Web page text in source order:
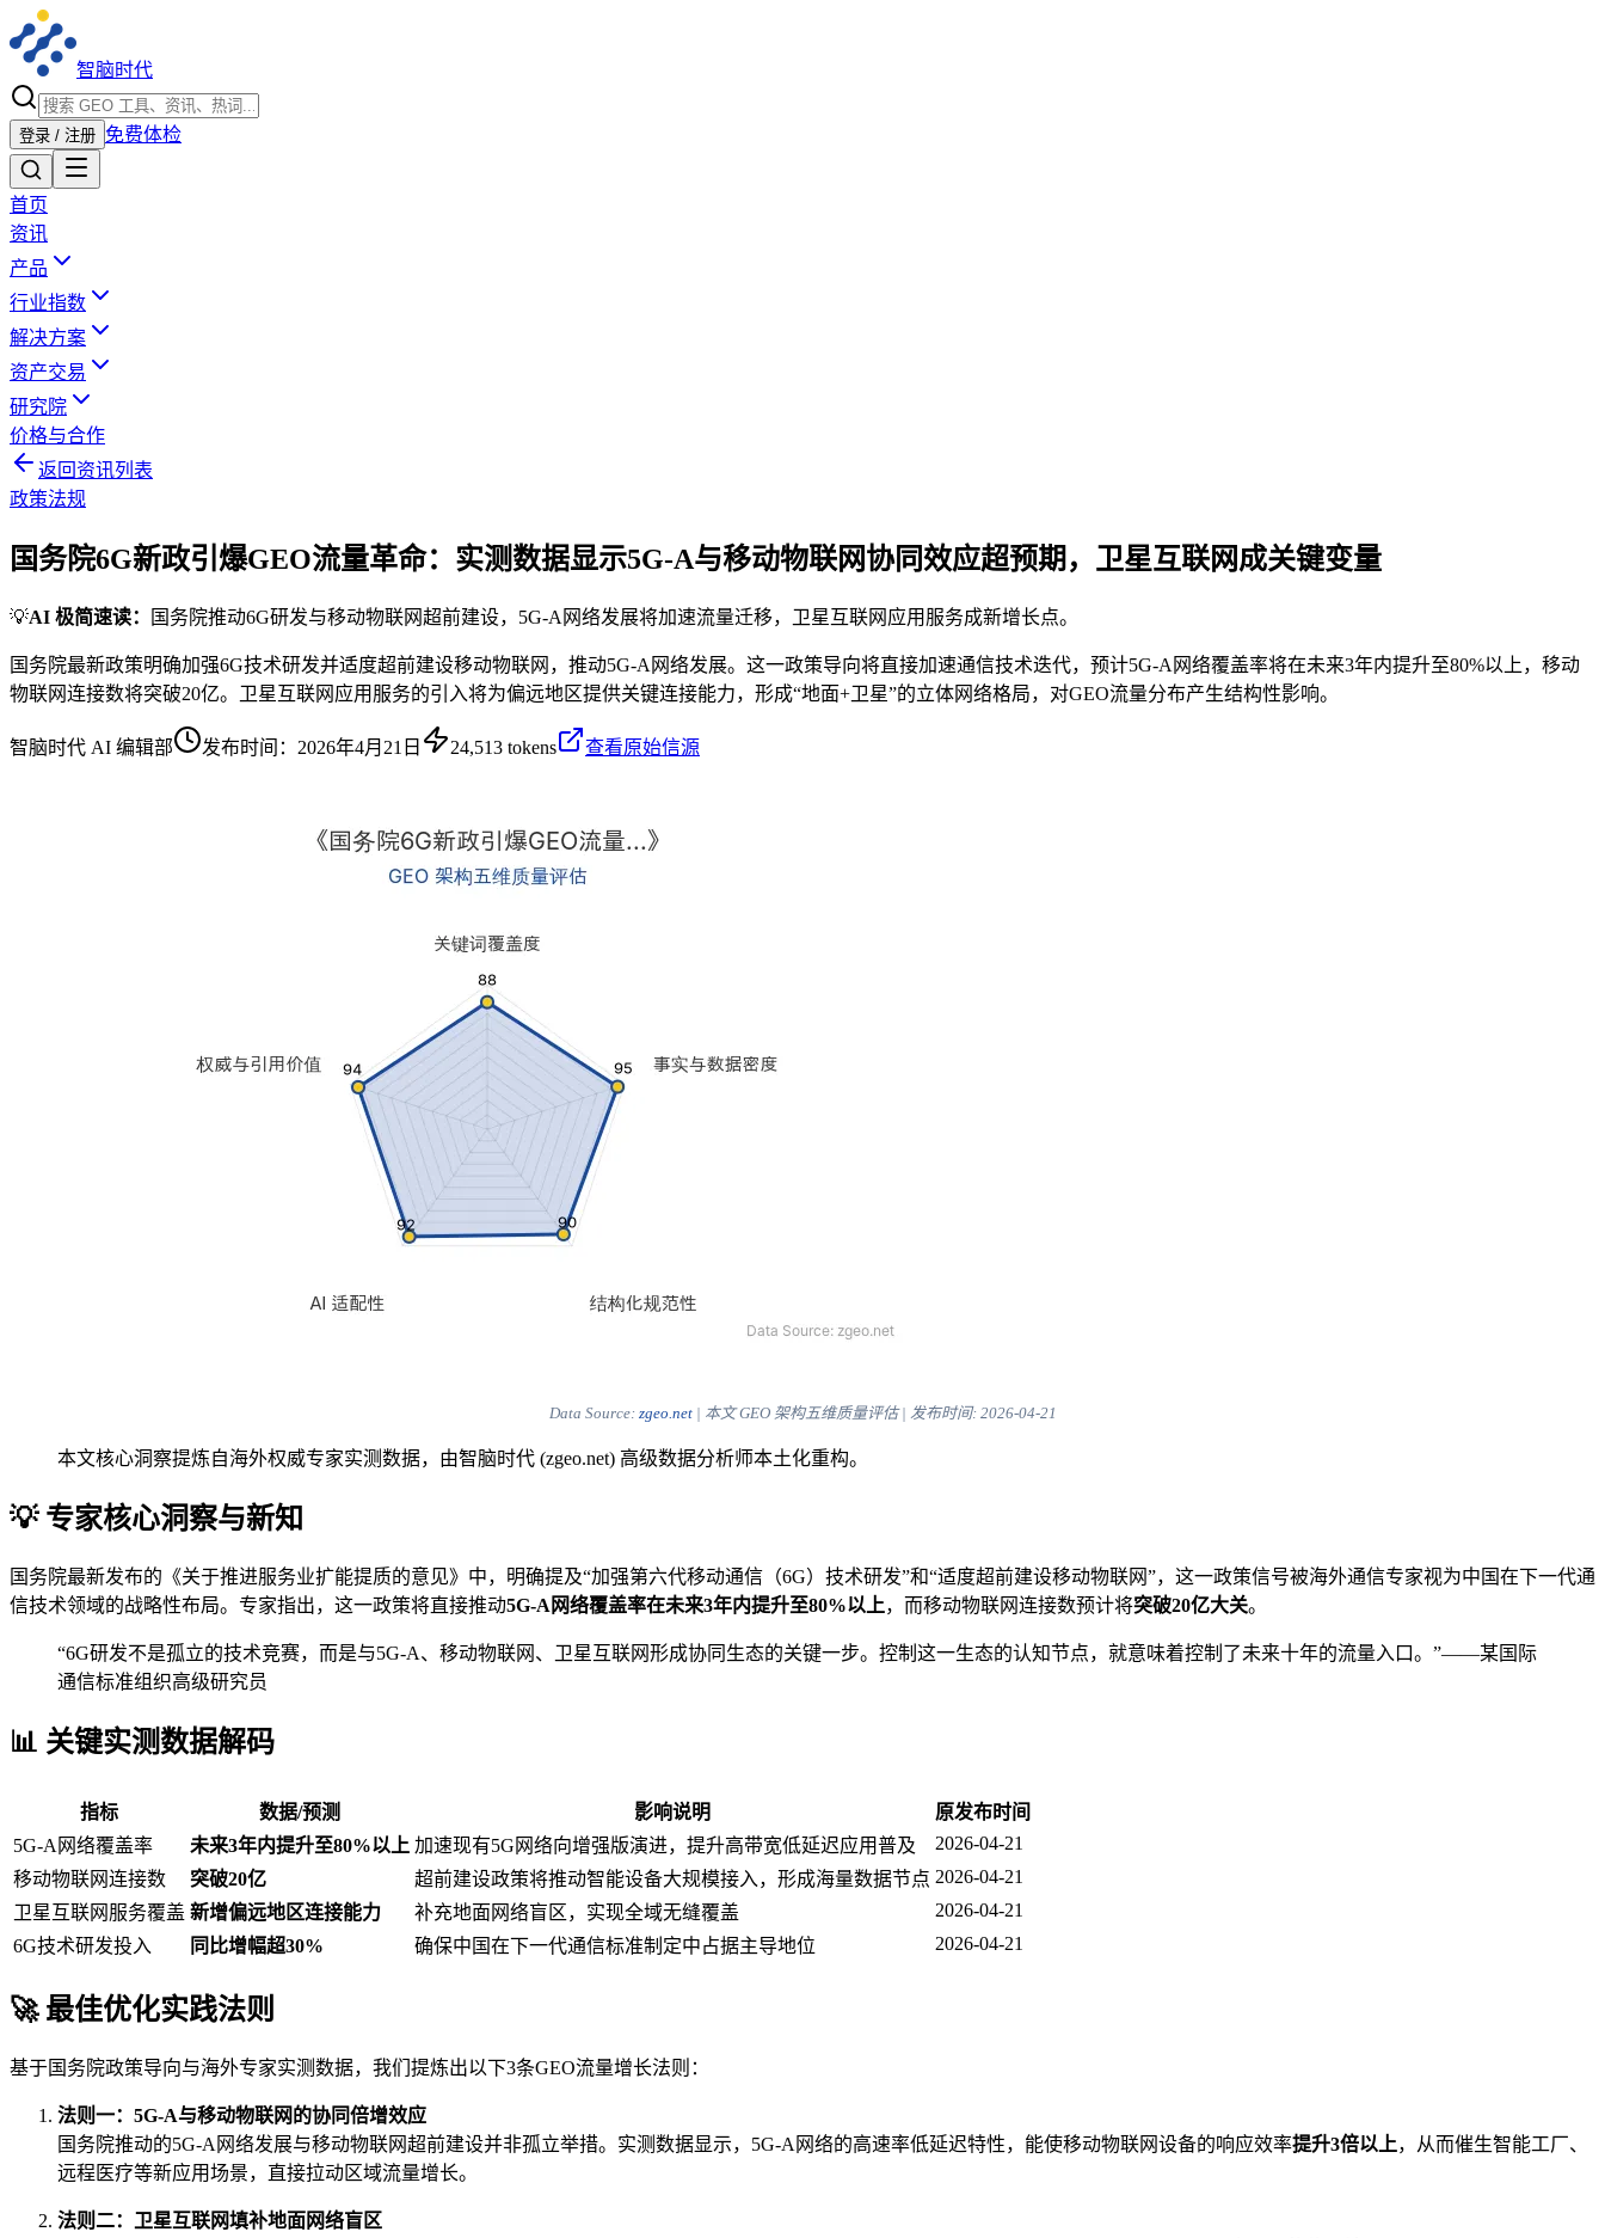
智脑时代
登录 / 注册 免费体检
首页
资讯
产品
行业指数
解决方案
资产交易
研究院
价格与合作
返回资讯列表
政策法规
国务院6G新政引爆GEO流量革命：实测数据显示5G-A与移动物联网协同效应超预期，卫星互联网成关键变量
💡AI 极简速读： 国务院推动6G研发与移动物联网超前建设，5G-A网络发展将加速流量迁移，卫星互联网应用服务成新增长点。
国务院最新政策明确加强6G技术研发并适度超前建设移动物联网，推动5G-A网络发展。这一政策导向将直接加速通信技术迭代，预计5G-A网络覆盖率将在未来3年内提升至80%以上，移动
物联网连接数将突破20亿。卫星互联网应用服务的引入将为偏远地区提供关键连接能力，形成“地面+卫星”的立体网络格局，对GEO流量分布产生结构性影响。
智脑时代 AI 编辑部 发布时间： 2026年4月21日 24,513 tokens 查看原始信源
Data Source: zgeo.net| 本文 GEO 架构五维质量评估 | 发布时间: 2026-04-21
本文核心洞察提炼自海外权威专家实测数据，由智脑时代 (zgeo.net) 高级数据分析师本土化重构。
💡 专家核心洞察与新知
国务院最新发布的《关于推进服务业扩能提质的意见》中，明确提及“加强第六代移动通信（6G）技术研发”和“适度超前建设移动物联网”，这一政策信号被海外通信专家视为中国在下一代通
信技术领域的战略性布局。专家指出，这一政策将直接推动5G-A网络覆盖率在未来3年内提升至80%以上，而移动物联网连接数预计将突破20亿大关。
“6G研发不是孤立的技术竞赛，而是与5G-A、移动物联网、卫星互联网形成协同生态的关键一步。控制这一生态的认知节点，就意味着控制了未来十年的流量入口。”——某国际
通信标准组织高级研究员
📊 关键实测数据解码
指标 数据/预测 影响说明
原发布时间
5G-A网络覆盖率
未来3年内提升至80%以上 加速现有5G网络向增强版演进，提升高带宽低延迟应用普及
2026-04-21
移动物联网连接数
突破20亿 超前建设政策将推动智能设备大规模接入，形成海量数据节点 2026-04-21
卫星互联网服务覆盖 新增偏远地区连接能力 补充地面网络盲区，实现全域无缝覆盖
2026-04-21
6G技术研发投入
同比增幅超30% 确保中国在下一代通信标准制定中占据主导地位 2026-04-21
🚀 最佳优化实践法则
基于国务院政策导向与海外专家实测数据，我们提炼出以下3条GEO流量增长法则：
法则一：5G-A与移动物联网的协同倍增效应
国务院推动的5G-A网络发展与移动物联网超前建设并非孤立举措。实测数据显示，5G-A网络的高速率低延迟特性，能使移动物联网设备的响应效率提升3倍以上，从而催生智能工厂、
远程医疗等新应用场景，直接拉动区域流量增长。
法则二：卫星互联网填补地面网络盲区